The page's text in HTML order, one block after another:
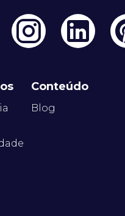
Conteúdo
Blog